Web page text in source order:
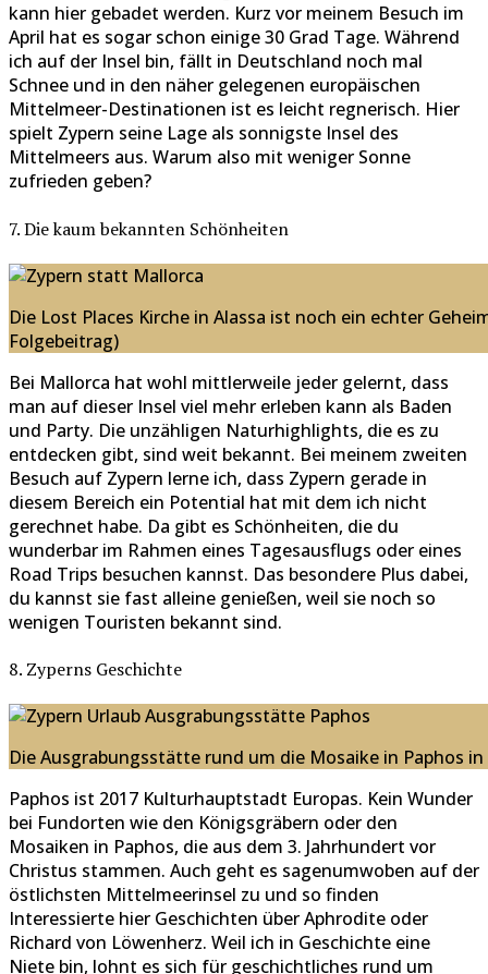
kann hier gebadet werden. Kurz vor meinem Besuch im
April hat es sogar schon einige 30 Grad Tage. Während
ich auf der Insel bin, fällt in Deutschland noch mal
Schnee und in den näher gelegenen europäischen
Mittelmeer-Destinationen ist es leicht regnerisch. Hier
spielt Zypern seine Lage als sonnigste Insel des
Mittelmeers aus. Warum also mit weniger Sonne
zufrieden geben?
7. Die kaum bekannten Schönheiten
Die Lost Places Kirche in Alassa ist noch ein echter
Folgebeitrag)
Bei Mallorca hat wohl mittlerweile jeder gelernt, dass
man auf dieser Insel viel mehr erleben kann als Baden
und Party. Die unzähligen Naturhighlights, die es zu
entdecken gibt, sind weit bekannt. Bei meinem zweiten
Besuch auf Zypern lerne ich, dass Zypern gerade in
diesem Bereich ein Potential hat mit dem ich nicht
gerechnet habe. Da gibt es Schönheiten, die du
wunderbar im Rahmen eines Tagesausflugs oder eines
Road Trips besuchen kannst. Das besondere Plus dabei,
du kannst sie fast alleine genießen, weil sie noch so
wenigen Touristen bekannt sind.
8. Zyperns Geschichte
Die Ausgrabungsstätte rund um die Mosaike in Paphos
Paphos ist 2017 Kulturhauptstadt Europas. Kein Wunder
bei Fundorten wie den Königsgräbern oder den
Mosaiken in Paphos, die aus dem 3. Jahrhundert vor
Christus stammen. Auch geht es sagenumwoben auf der
östlichsten Mittelmeerinsel zu und so finden
Interessierte hier Geschichten über Aphrodite oder
Richard von Löwenherz. Weil ich in Geschichte eine
Niete bin, lohnt es sich für geschichtliches rund um